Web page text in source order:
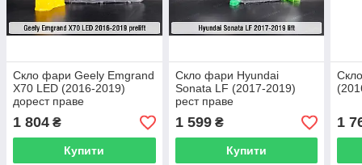
Скло фари Geely Emgrand
X70 LED (2016-2019)
дорест праве
1 804 ₴
Купити
Скло фари Hyundai
Sonata LF (2017-2019)
рест праве
1 599₴
Купити
1